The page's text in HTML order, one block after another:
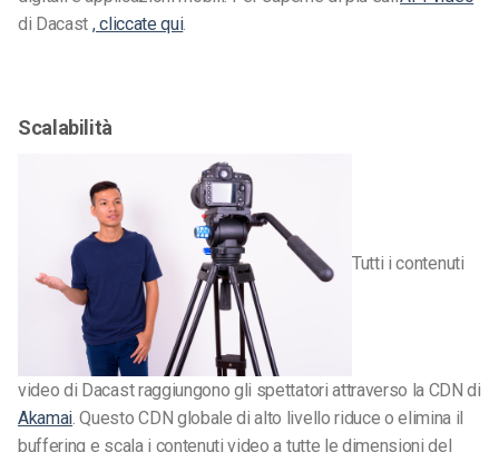
di Dacast , cliccate qui.
Scalabilità
Tutti i contenuti
video di Dacast raggiungono gli spettatori attraverso la CDN di
Akamai. Questo CDN globale di alto livello riduce o elimina il
buffering e scala i contenuti video a tutte le dimensioni del